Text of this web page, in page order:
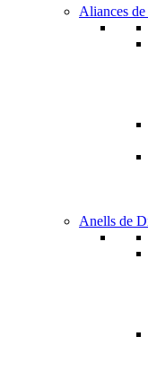
Aliances de
Anells de